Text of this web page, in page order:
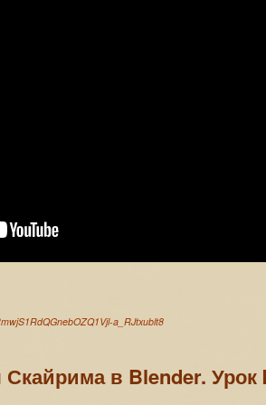
a_RJtxublt8
в Blender.